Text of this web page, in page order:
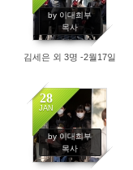
by 이대희부
목사
6176
김세은 외 3명 -2월17일
28
JAN
by 이대희부
목사
3947